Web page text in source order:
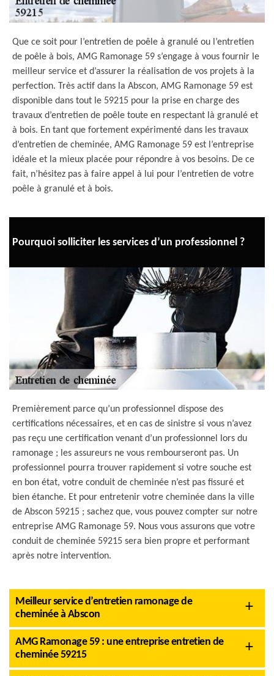
Que ce soit pour l’entretien de poêle à granulé ou l’entretien
de poêle à bois, AMG Ramonage 59 s’engage à vous fournir le
meilleur service et d’assurer la réalisation de vos projets à la
perfection. Très actif dans la Abscon, AMG Ramonage 59 est
disponible dans tout le 59215 pour la prise en charge des
travaux d’entretien de poêle toute en respectant là granulé et
à bois. En tant que fortement expérimenté dans les travaux
d’entretien de cheminée, AMG Ramonage 59 est l’entreprise
idéale et la mieux placée pour répondre à vos besoins. De ce
fait, n’hésitez pas à faire appel à lui pour l’entretien de votre
poêle à granulé et à bois.
Pourquoi solliciter les services d’un professionnel ?
Premièrement parce qu’un professionnel dispose des
certifications nécessaires, et en cas de sinistre si vous n’avez
pas reçu une certification venant d’un professionnel lors du
ramonage ; les assureurs ne vous rembourseront pas. Un
professionnel pourra trouver rapidement si votre souche est
en bon état, votre conduit de cheminée n’est pas fissuré et
bien étanche. Et pour entretenir votre cheminée dans la ville
de Abscon 59215 ; sachez que, vous pouvez compter sur notre
entreprise AMG Ramonage 59. Nous vous assurons que votre
conduit de cheminée 59215 sera bien propre et performant
après notre intervention.
Meilleur service d’entretien ramonage de
cheminée à Abscon
AMG Ramonage 59 : une entreprise entretien de
cheminée 59215